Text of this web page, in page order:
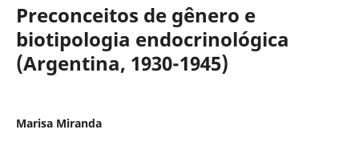
Preconceitos de gênero e
biotipologia endocrinológica
(Argentina, 1930-1945)
Marisa Miranda